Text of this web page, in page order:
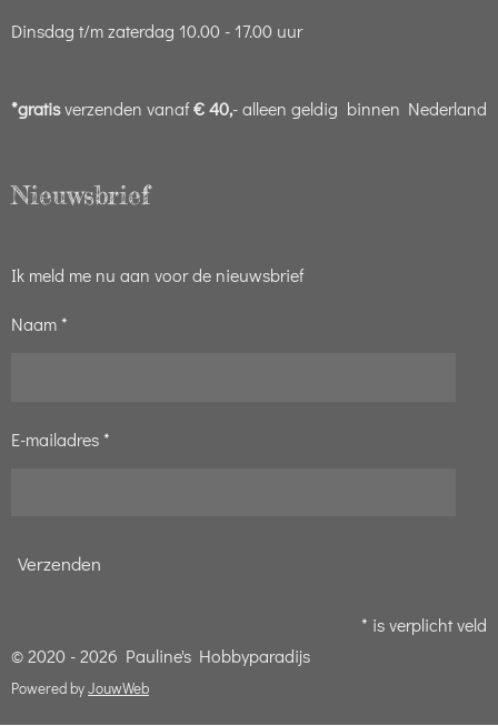
Dinsdag t/m zaterdag 10.00 - 17.00 uur
*gratisverzenden vanaf€ 40,- alleen geldig binnen Nederland
Nieuwsbrief
Ik meld me nu aan voor de nieuwsbrief
Naam *
E-mailadres *
Verzenden
* is verplicht veld
© 2020 - 2026 Pauline's Hobbyparadijs
Powered byJouwWeb